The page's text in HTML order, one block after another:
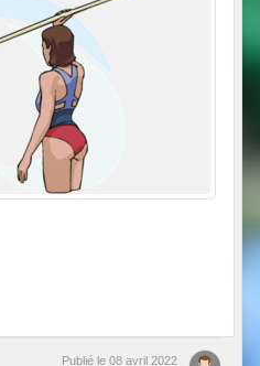
Publié le 08 avril 2022